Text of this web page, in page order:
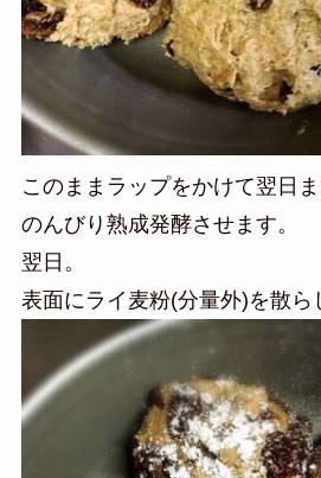
このままラップをかけて翌日ま
のんびり熟成発酵させます。
翌日。
表面にライ麦粉(分量外)を散ら